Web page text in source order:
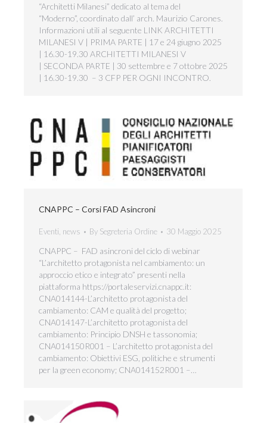
“Architetti Milanesi” dedicato al tema del
“Moderno”, coordinato dall’ arch. Maurizio Carones.
Informazioni utili al seguente LINK ARCHITETTI
MILANESI V | PRIMA PARTE | 17 e 24 giugno 2025
| 16.30-19.30 ARCHITETTI MILANESI V
| SECONDA PARTE | 30 settembre e 7 ottobre 2025
| 16.30-19.30 – 3 CFP PER OGNI INCONTRO.
CNAPPC – Corsi FAD Asincroni
Eventi, news By Segreteria Ordine 30 Maggio 2025
CNAPPC – FAD asincroni del ciclo di webinar
“L’architetto protagonista nel cambiamento: un
approccio etico e integrato” presenti nella
piattaforma https://portaleservizi.cnappc.it:
CNA014144-L’architetto protagonista del
cambiamento: CAM e qualità del progetto;
CNA014147-L’architetto protagonista del
cambiamento: Principio DNSH e tassonomia;
CNA014150R001 – L’architetto protagonista del
cambiamento: Obiettivi ESG, politiche e strumenti
per la green economy; CNA014152R001 –…